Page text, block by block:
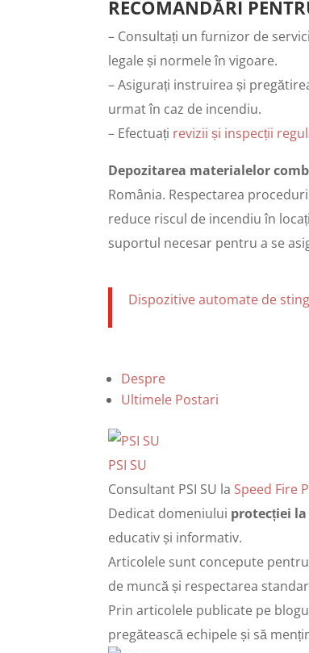
RECOMANDĂRI
– Consultați un furnizor de
legale și normele în vigoare.
– Asigurați instruirea și
urmat în caz de incendiu.
– Efectuați revizii și inspecții
Depozitarea materialelor
România. Respectarea
reduce riscul de incendiu în
suportul necesar pentru a se
Dispozitive automate de
Despre
Ultimele Postari
PSI SU
Consultant PSI SU la Speed Fire
Dedicat domeniului protecției
educativ și informativ.
Articolele sunt concepute
de muncă și respectarea
Prin articolele publicate pe
pregătească echipele și să